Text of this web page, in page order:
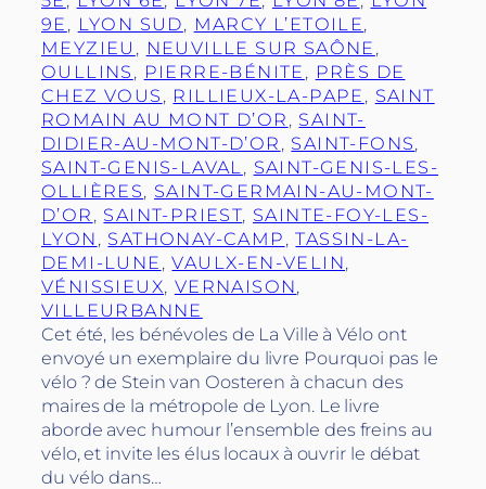
9E , LYON SUD, MARCY L’ETOILE
MEYZIEU , NEUVILLE SUR SAÔNE
OULLINS , PIERRE-BÉNITE , PRÈS DE
CHEZ VOUS , RILLIEUX-LA-PAPE , SAINT
ROMAIN AU MONT D’OR , SAINT-
DIDIER-AU-MONT-D’OR , SAINT-FONS
SAINT-GENIS-LAVAL , SAINT-GENIS-LES-
OLLIÈRES, SAINT-GERMAIN-AU-MONT-
D’OR , SAINT-PRIEST, SAINTE-FOY-LES-
LYON , SATHONAY-CAMP , TASSIN-LA-
DEMI-LUNE , VAULX-EN-VELIN
VÉNISSIEUX, VERNAISON
VILLEURBANNE
Cet été, les bénévoles de La Ville à Vélo ont
envoyé un exemplaire du livre Pourquoi pas le
vélo ? de Stein van Oosteren à chacun des
maires de la métropole de Lyon. Le livre
aborde avec humour l’ensemble des freins au
vélo, et invite les élus locaux à ouvrir le débat
du vélo dans…